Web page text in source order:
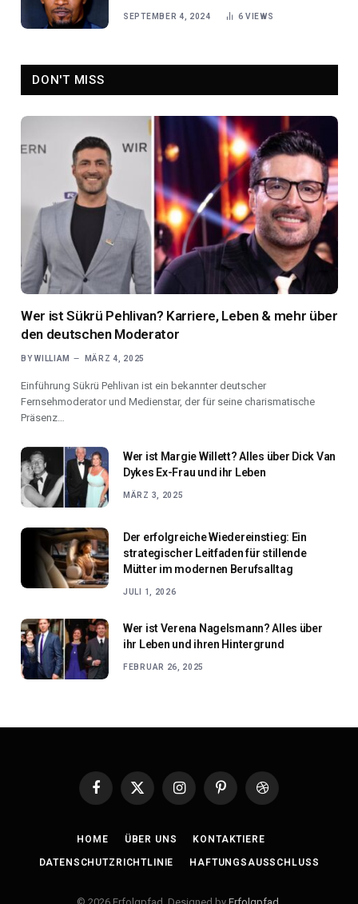
SEPTEMBER 4, 2024 6VIEWS
DON'T MISS
Wer ist Sükrü Pehlivan? Karriere, Leben & mehr über
den deutschen Moderator
BY WILLIAM MÄRZ 4, 2025
Einführung Sükrü Pehlivan ist ein bekannter deutscher
Fernsehmoderator und Medienstar, der für seine charismatische
Präsenz…
Wer ist Margie Willett? Alles über Dick Van
Dykes Ex-Frau und ihr Leben
MÄRZ 3, 2025
Der erfolgreiche Wiedereinstieg: Ein
strategischer Leitfaden für stillende
Mütter im modernen Berufsalltag
JULI 1, 2026
Wer ist Verena Nagelsmann? Alles über
ihr Leben und ihren Hintergrund
FEBRUAR 26, 2025
Facebook
X
InstagramPinterestDribbble
HOME ÜBER UNS KONTAKTIERE
DATENSCHUTZRICHTLINIE HAFTUNGSAUSSCHLUSS